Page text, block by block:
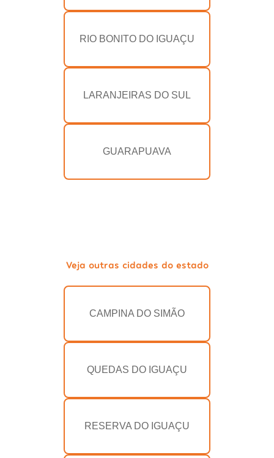
RIO BONITO DO IGUAÇU
LARANJEIRAS DO SUL
GUARAPUAVA
Veja outras cidades do estado
CAMPINA DO SIMÃO
QUEDAS DO IGUAÇU
RESERVA DO IGUAÇU